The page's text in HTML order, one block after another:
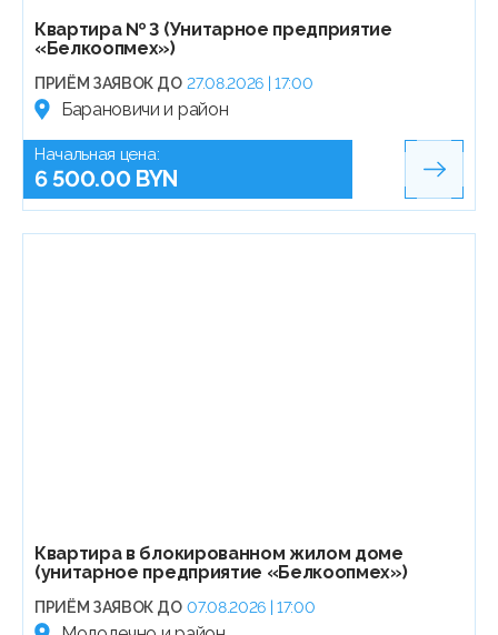
Квартира № 3 (Унитарное предприятие
«Белкоопмех»)
ПРИЁМ ЗАЯВОК ДО 27.08.2026 | 17:00
Барановичи и район
Начальная цена:
6 500.00 BYN
Квартира в блокированном жилом доме
(унитарное предприятие «Белкоопмех»)
ПРИЁМ ЗАЯВОК ДО 07.08.2026 | 17:00